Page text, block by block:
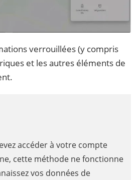
verrouillées (y compris
et les autres éléments de
accéder à votre compte
cette méthode ne fonctionne
vos données de